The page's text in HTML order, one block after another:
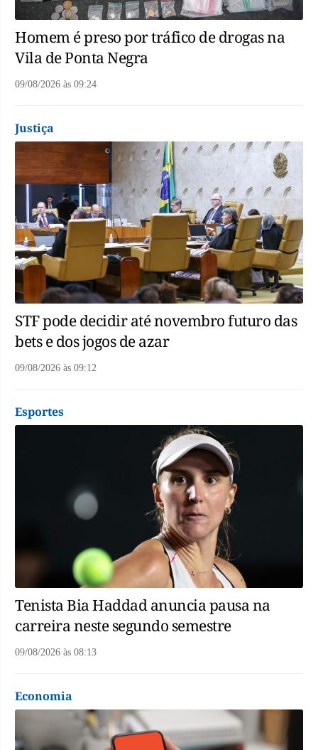
Homem é preso por tráfico de drogas na
Vila de Ponta Negra
09/08/2026 às 09:24
Justiça
STF pode decidir até novembro futuro das
bets e dos jogos de azar
09/08/2026 às 09:12
Esportes
Tenista Bia Haddad anuncia pausa na
carreira neste segundo semestre
09/08/2026 às 08:13
Economia